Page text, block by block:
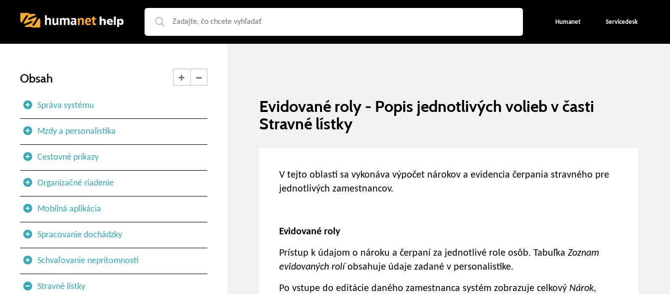
Humanet Servicedesk
Obsah
Správa systému
Mzdy a personalistika
Cestovné príkazy
Organizačné riadenie
Mobilná aplikácia
Spracovanie dochádzky
Schvaľovanie neprítomností
Stravné lístky
Evidované roly - Popis jednotlivých volieb v časti
Stravné lístky
V tejto oblasti sa vykonáva výpočet nárokov a evidencia čerpania stravného pre
jednotlivých zamestnancov.
Evidované roly
Prístup k údajom o nároku a čerpaní za jednotlivé role osôb. Tabuľka Zoznam
evidovaných rolí obsahuje údaje zadané v personalistike.
Po vstupe do editácie daného zamestnanca systém zobrazuje celkový Nárok,